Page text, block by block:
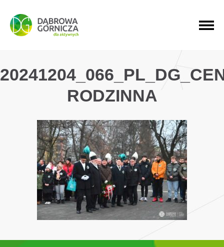
PRZEJDŹ DO MENU GŁÓWNEGO
PRZEJDŹ DO WYSZUKIWARKI
PRZEJDŹ DO TREŚCI
RODZINNA